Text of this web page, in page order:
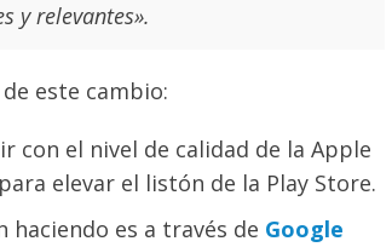
y relevantes».
este cambio:
con el nivel de calidad de la Apple
elevar el listón de la Play Store.
haciendo es a través de Google